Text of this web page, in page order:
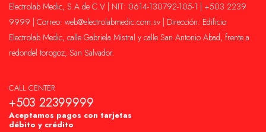
Electrolab Medic, S.A de C.V | NIT: 0614-130792-105-1 | +503 2239
9999 | Correo: web@electrolabmedic.com.sv | Dirección: Edificio
Electrolab Medic, calle Gabriela Mistral y calle San Antonio Abad, frente a
redondel torogoz, San Salvador.
CALL CENTER
+503 22399999
Aceptamos pagos con tarjetas
débito y crédito